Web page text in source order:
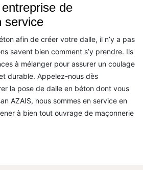
de
service
afin de créer votre dalle, il n’y a pas
savent bien comment s’y prendre. Ils
à mélanger pour assurer un coulage
durable. Appelez-nous dès
la pose de dalle en béton dont vous
AZAIS, nous sommes en service en
à bien tout ouvrage de maçonnerie